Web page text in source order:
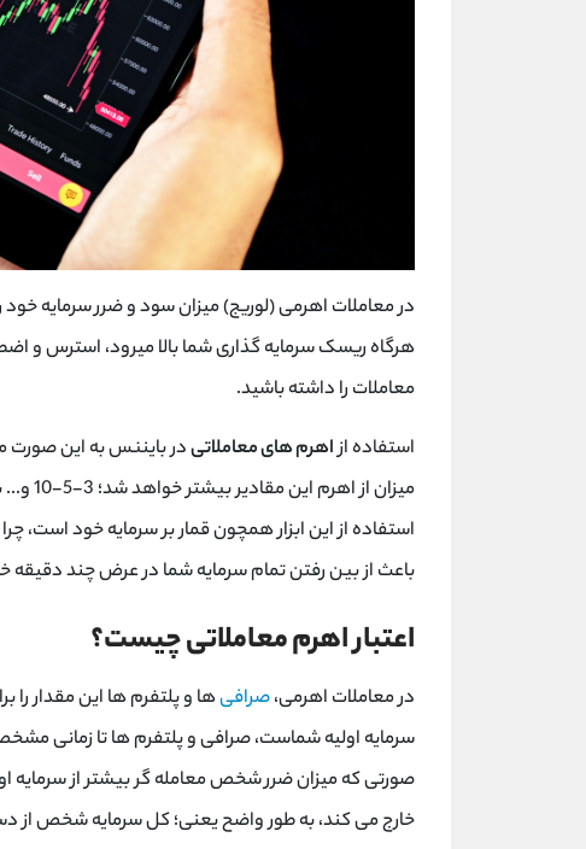
در معاملات اهرمی (لوریج) میزان سود و ضرر سرمایه خود
هرگاه ریسک سرمایه گذاری شما بالا میرود، استرس و
معاملات را داشته باشید.
استفاده ازاهرم های معاملاتی
میزان
استفاده از این ابزار همچون قمار بر سرمایه خود است،
باعث از بین رفتن تمام سرمایه شما در عرض چند
اعتبار اهرم معاملاتی چیست؟
در معاملات اهرمی،صرافیها و پلتفرم ها این مقدار را
سرمایه اولیه شماست، صرافی و پلتفرم ها تا زمانی
صورتی که میزان ضرر شخص معامله گر بیشتر از سرمایه او
خارج می کند، به طور واضح یعنی؛ کل سرمایه شخص از